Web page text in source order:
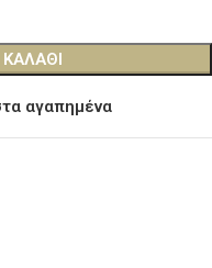
αγαπημένα